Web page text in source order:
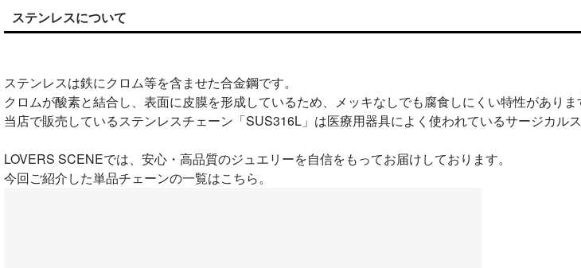
ステンレスについて
ステンレスは鉄にクロム等を含ませた合金鋼です。
クロムが酸素と結合し、表面に皮膜を形成しているため、メッキなしでも腐食しにくい特性がありま
当店で販売しているステンレスチェーン「SUS316L」は医療用器具によく使われているサージカル
LOVERS SCENEでは、安心・高品質のジュエリーを自信をもってお届けしております。
今回ご紹介した単品チェーンの一覧はこちら。